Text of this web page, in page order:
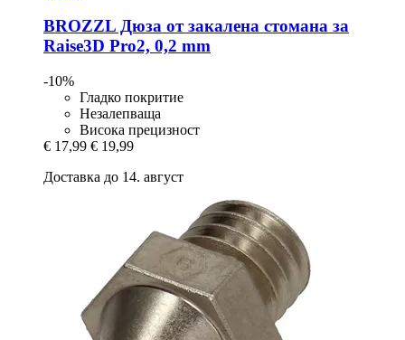
BROZZL Дюза от закалена стомана за
Raise3D Pro2, 0,2 mm
-10%
Гладко покритие
Незалепваща
Висока прецизност
€ 17,99 € 19,99
Доставка до 14. август